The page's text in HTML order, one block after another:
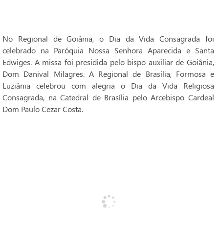
No Regional de Goiânia, o Dia da Vida Consagrada foi
celebrado na Paróquia Nossa Senhora Aparecida e Santa
Edwiges. A missa foi presidida pelo bispo auxiliar de Goiânia,
Dom Danival Milagres. A Regional de Brasília, Formosa e
Luziânia celebrou com alegria o Dia da Vida Religiosa
Consagrada, na Catedral de Brasília pelo Arcebispo Cardeal
Dom Paulo Cezar Costa.